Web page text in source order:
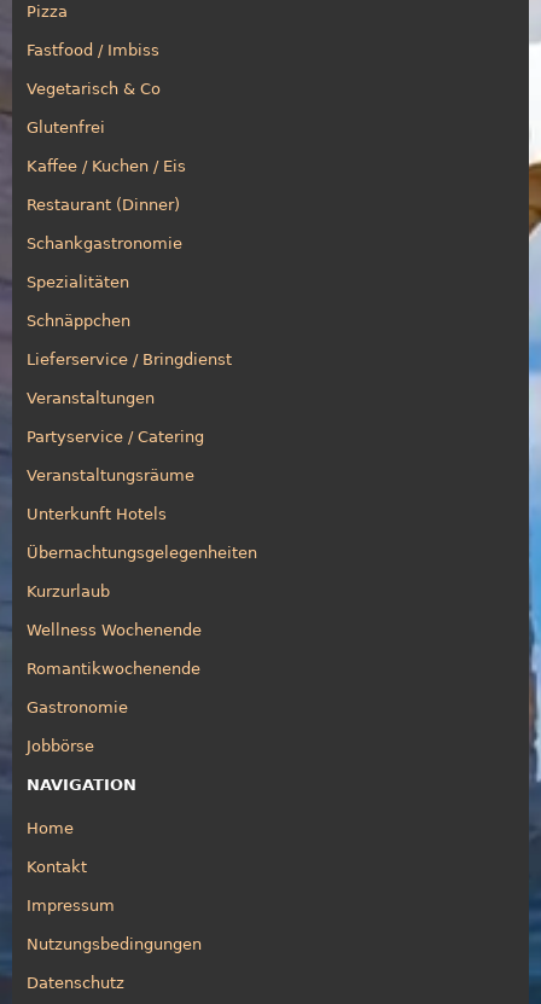
Pizza
Fastfood / Imbiss
Vegetarisch & Co
Glutenfrei
Kaffee / Kuchen / Eis
Restaurant (Dinner)
Schankgastronomie
Spezialitäten
Schnäppchen
Lieferservice / Bringdienst
Veranstaltungen
Partyservice / Catering
Veranstaltungsräume
Unterkunft Hotels
Übernachtungsgelegenheiten
Kurzurlaub
Wellness Wochenende
Romantikwochenende
Gastronomie
Jobbörse
NAVIGATION
Home
Kontakt
Impressum
Nutzungsbedingungen
Datenschutz